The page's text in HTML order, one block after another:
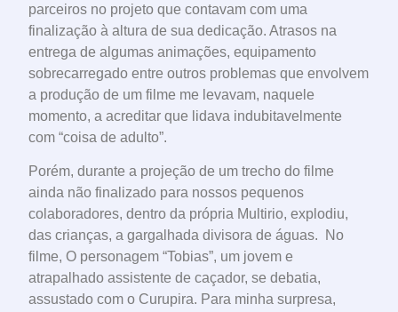
parceiros no projeto que contavam com uma
finalização à altura de sua dedicação. Atrasos na
entrega de algumas animações, equipamento
sobrecarregado entre outros problemas que envolvem
a produção de um filme me levavam, naquele
momento, a acreditar que lidava indubitavelmente
com “coisa de adulto”.
Porém, durante a projeção de um trecho do filme
ainda não finalizado para nossos pequenos
colaboradores, dentro da própria Multirio, explodiu,
das crianças, a gargalhada divisora de águas. No
filme, O personagem “Tobias”, um jovem e
atrapalhado assistente de caçador, se debatia,
assustado com o Curupira. Para minha surpresa,